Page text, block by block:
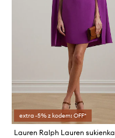
extra -5% z kodem: OFF*
Lauren Ralph Lauren sukienka